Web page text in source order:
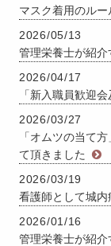
マスク着用のル
2026/05/13
管理栄養士が紹介
2026/04/17
「新入職員歓迎
2026/03/27
「オムツの当て
て頂きました
2026/03/19
看護師として城
2026/01/16
管理栄養士が紹介